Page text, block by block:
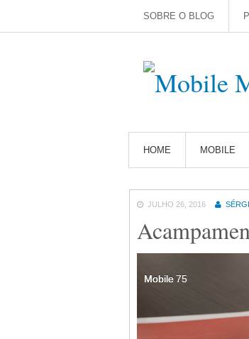
SOBRE O BLOG
HOME MOBILE
JULHO 26, 2016
Mobile75
Mobile75
Mobile75